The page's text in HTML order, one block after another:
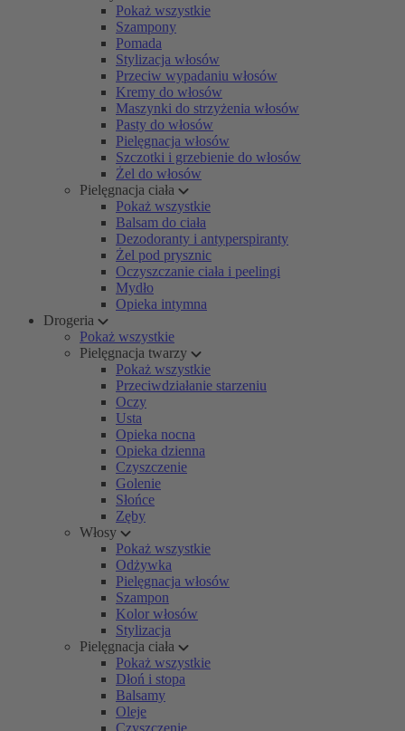
Pokaż wszystkie
Szampony
Pomada
Stylizacja włosów
Przeciw wypadaniu włosów
Kremy do włosów
Maszynki do strzyżenia włosów
Pasty do włosów
Pielęgnacja włosów
Szczotki i grzebienie do włosów
Żel do włosów
Pielęgnacja ciała
Pokaż wszystkie
Balsam do ciała
Dezodoranty i antyperspiranty
Żel pod prysznic
Oczyszczanie ciała i peelingi
Mydło
Opieka intymna
Drogeria
Pokaż wszystkie
Pielęgnacja twarzy
Pokaż wszystkie
Przeciwdziałanie starzeniu
Oczy
Usta
Opieka nocna
Opieka dzienna
Czyszczenie
Golenie
Słońce
Zęby
Włosy
Pokaż wszystkie
Odżywka
Pielęgnacja włosów
Szampon
Kolor włosów
Stylizacja
Pielęgnacja ciała
Pokaż wszystkie
Dłoń i stopa
Balsamy
Oleje
Czyszczenie